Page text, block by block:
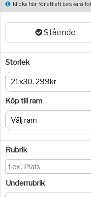
klicka här för att att beskära
Stående
Storlek
21x30, 299kr
Köp till ram
Välj ram
Rubrik
Underrubrik